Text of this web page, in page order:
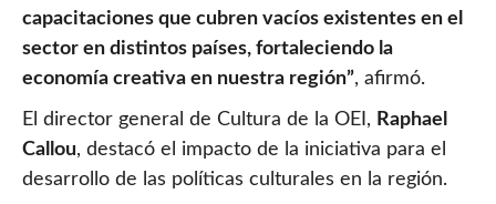
capacitaciones que cubren vacíos existentes en el
sector en distintos países, fortaleciendo la
economía creativa en nuestra región”, afirmó.
El director general de Cultura de la OEI, Raphael
Callou, destacó el impacto de la iniciativa para el
desarrollo de las políticas culturales en la región.